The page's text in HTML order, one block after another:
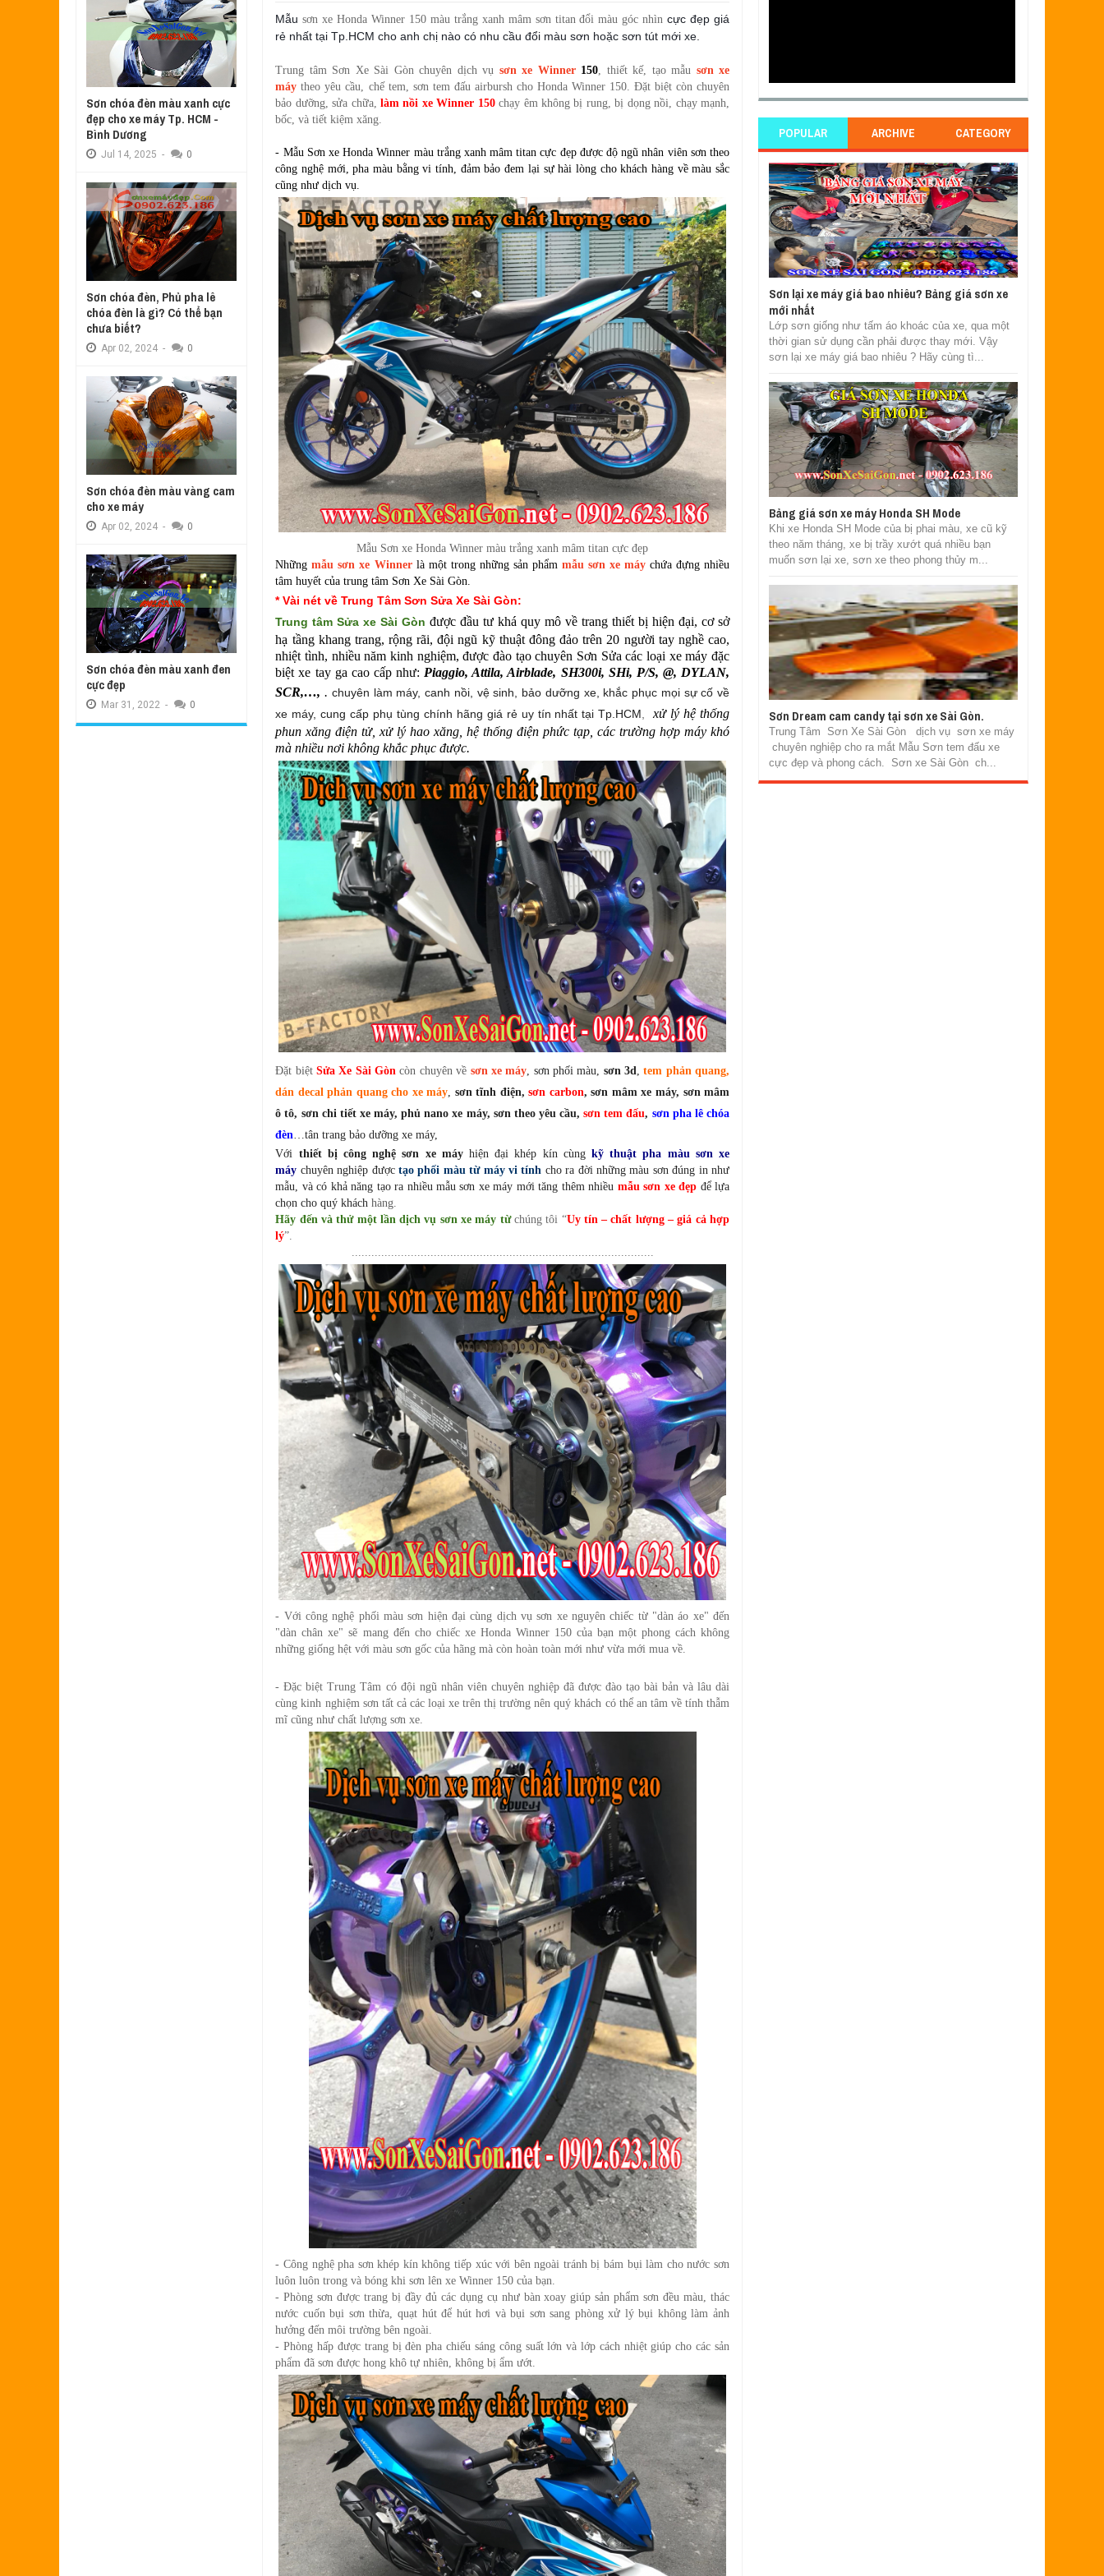
SƠN TEM ĐẤU XE NOUVO LX MÀU TRẮNG ĐEN [NOUVOLX_SG11]
Jul 31,
SƠN XE ATTILA ELIZABETH PHỐI MÀU TRẮNG XANH
Jun
SƠN XE NOUVO LX PHỐI MÀU XANH ĐỎ CAM ĐEN CỰC ĐẸP
May 2022
SƠN ĐỔI MÀU GÓC NHÌN HONDA PS MÀU VÀNG XANH ĐEN
SƠN PHỐI MÀU XE ATTILA ELIZABETH GALLARDO VÀNG ĐEN NHÁM
Mar
Mẫusơn xe Honda Winner 150 màu trắng xanh mâm sơn titan đổi màu góc nhìn cực đẹp giá
rẻ nhất tại Tp.HCM cho anh chị nào có nhu cầu đổi màu sơn hoặc sơn tút mới xe.
Trung tâm Sơn Xe Sài Gòn chuyên dịch vụ sơn xe Winner150 , thiết kế, tạo mẫu sơn xe
máy theo yêu cầu, chế tem, sơn tem đấu airbursh cho Honda Winner 150. Đặt biệt còn chuyên
bảo dưỡng, sửa chữa,làm nồi xe Winner 150chạy êm không bị rung, bị dọng nồi, chạy mạnh,
bốc, và tiết kiệm xăng.
- Mẫu Sơn xe Honda Winner màu trắng xanh mâm titan cực đẹp được độ ngũ nhân viên sơn theo
công nghệ mới, pha màu bằng vi tính, đảm bảo đem lại sự hài lòng cho khách hàng về màu sắc
cũng như dịch vụ.
Mẫu Sơn xe Honda Winner màu trắng xanh mâm titan cực đẹp
Nhữngmẫu sơn xe Winnerlà một trong những sản phẩm mẫu sơn xe máychứa đựng nhiều
tâm huyết của trung tâm Sơn Xe Sài Gòn.
* Vài nét về Trung TâmSơn Sửa Xe Sài Gòn:
Trung tâmSửa xe Sài Gòn được đầu tư khá quy mô về trang thiết bị hiện đại, cơ sở
hạ tầng khang trang, rộng rãi, đội ngũ kỹ thuật đông đảo trên 20 người tay nghề cao,
nhiệt tình, nhiều năm kinh nghiệm, được đào tạo chuyên Sơn Sửa các loại xe máy đặc
biệt xe tay ga cao cấp như: Piaggio, Attila, Airblade, SH300i, SHi, P/S, @, DYLAN,
SCR,…,. chuyên làm máy, canh nồi, vệ sinh, bảo dưỡng xe, khắc phục mọi sự cố về
xe máy, cung cấp phụ tùng chính hãng giá rẻ uy tín nhất tại Tp.HCM,
xử lý hệ thống
phun xăng điện tử, xử lý hao xăng, hệ thống điện phức tạp, các trường hợp máy khó
mà nhiều nơi không khắc phục được.
Đặt biệtSửa Xe Sài Gòn còn chuyên về sơn xe máy, sơn phối màu, sơn 3d, tem phản quang,
dán decal phản quang cho xe máy, sơn tĩnh điện,sơn carbon, sơn mâm xe máy, sơn mâm
ô tô, sơn chi tiết xe máy, phủ nano xe máy, sơn theo yêu cầu,sơn tem đấu, sơn pha lê chóa
đèn…tân trang bảo dưỡng xe máy,
Với thiết bị công nghệ sơn xe máyhiện đại khép kín cùng kỹ thuật pha màu sơn xe
máy chuyên nghiệp được tạo phối màu từ máy vi tính cho ra đời những màu sơn đúng in như
mẫu, và có khả năng tạo ra nhiều mẫu sơn xe máy mới tăng thêm nhiều mẫu sơn xe đẹp để lựa
chọn cho quý kháchhàng.
Hãy đến và thử một lần dịch vụ sơn xe máy từ chúng tôi “Uy tín – chất lượng – giá cả hợp
lý”.
............................................................................................
- Với công nghệ phối màu sơn hiện đại cùng dịch vụ sơn xe nguyên chiếc từ "dàn áo xe" đến
"dànchân xe" sẽ mang đến cho chiếc xe Honda Winner 150 của bạn một phong cách không
những giống hệt với màu sơn gốc của hãng mà còn hoàn toàn mới như vừa mới mua về.
- Đặc biệt Trung Tâm có đội ngũ nhân viên chuyên nghiệp đã được đào tạo bài bản và lâu dài
cùng kinh nghiệm sơn tất cả các loại xe trên thị trường nên quý khách có thể an tâm về tính thẫm
mĩ cũng như chất lượng sơn xe.
- Công nghệ pha sơn khép kín không tiếp xúc với bên ngoài tránh bị bám bụi làm cho nước sơn
luôn luôn trong và bóng khi sơn lên xe Winner 150 của bạn.
- Phòng sơn được trang bị đầy đủ các dụng cụ như bàn xoay giúp sản phẩm sơn đều màu, thác
nước cuốn bụi sơn thừa, quạt hút để hút hơi và bụi sơn sang phòng xử lý bụi không làm ảnh
hưởng đến môi trường bên ngoài.
- Phòng hấp được trang bị đèn pha chiếu sáng công suất lớn và lớp cách nhiệt giúp cho các sản
phẩm đã sơn được hong khô tự nhiên, không bị ẩm ướt.
Sơn chóa đèn màu xanh cực
đẹp cho xe máy Tp. HCM -
Bình Dương
Jul 14, 2025 - 0
Sơn chóa đèn, Phủ pha lê
chóa đèn là gì? Có thể bạn
chưa biết?
Apr 02, 2024 - 0
Sơn chóa đèn màu vàng cam
cho xe máy
Apr 02, 2024 - 0
Sơn chóa đèn màu xanh đen
cực đẹp
Mar 31, 2022 - 0
POPULAR ARCHIVE CATEGORY
Sơn lại xe máy giá bao nhiêu? Bảng giá sơn xe
mới nhất
Lớp sơn giống như tấm áo khoác của xe, qua một
thời gian sử dụng cần phải được thay mới. Vậy
sơn lại xe máy giá bao nhiêu ? Hãy cùng tì...
Bảng giá sơn xe máy Honda SH Mode
Khi xe Honda SH Mode của bị phai màu, xe cũ kỹ
theo năm tháng, xe bị trầy xướt quá nhiều bạn
muốn sơn lại xe, sơn xe theo phong thủy m...
Sơn Dream cam candy tại sơn xe Sài Gòn.
Trung Tâm Sơn Xe Sài Gòn dịch vụ sơn xe máy
chuyên nghiệp cho ra mắt Mẫu Sơn tem đấu xe
cực đẹp và phong cách. Sơn xe Sài Gòn ch...